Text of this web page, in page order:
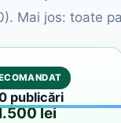
Mai jos: toate
publicări
lei